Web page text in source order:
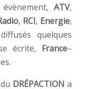
ATV,
, RCI, Energie,
quelques
écrite, France–
DRÉPACTION a